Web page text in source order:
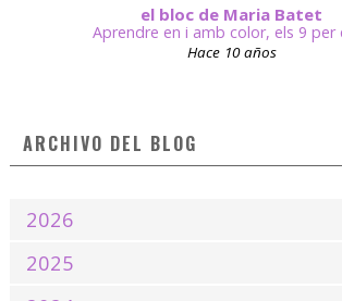
el bloc de Maria Batet
Aprendre en i amb color, els 9 per
Hace 10 años
ARCHIVO DEL BLOG
2026
2025